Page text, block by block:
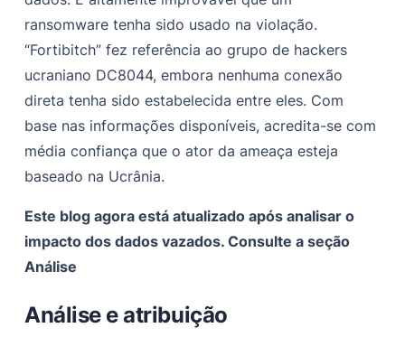
ransomware tenha sido usado na violação.
“Fortibitch” fez referência ao grupo de hackers
ucraniano DC8044, embora nenhuma conexão
direta tenha sido estabelecida entre eles. Com
base nas informações disponíveis, acredita-se com
média confiança que o ator da ameaça esteja
baseado na Ucrânia.
Este blog agora está atualizado após analisar o
impacto dos dados vazados. Consulte a seção
Análise
Análise e atribuição